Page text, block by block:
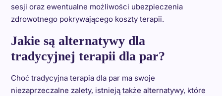
sesji oraz ewentualne możliwości ubezpieczenia
zdrowotnego pokrywającego koszty terapii.
Jakie są alternatywy dla
tradycyjnej terapii dla par?
Choć tradycyjna terapia dla par ma swoje
niezaprzeczalne zalety, istnieją także alternatywy, które